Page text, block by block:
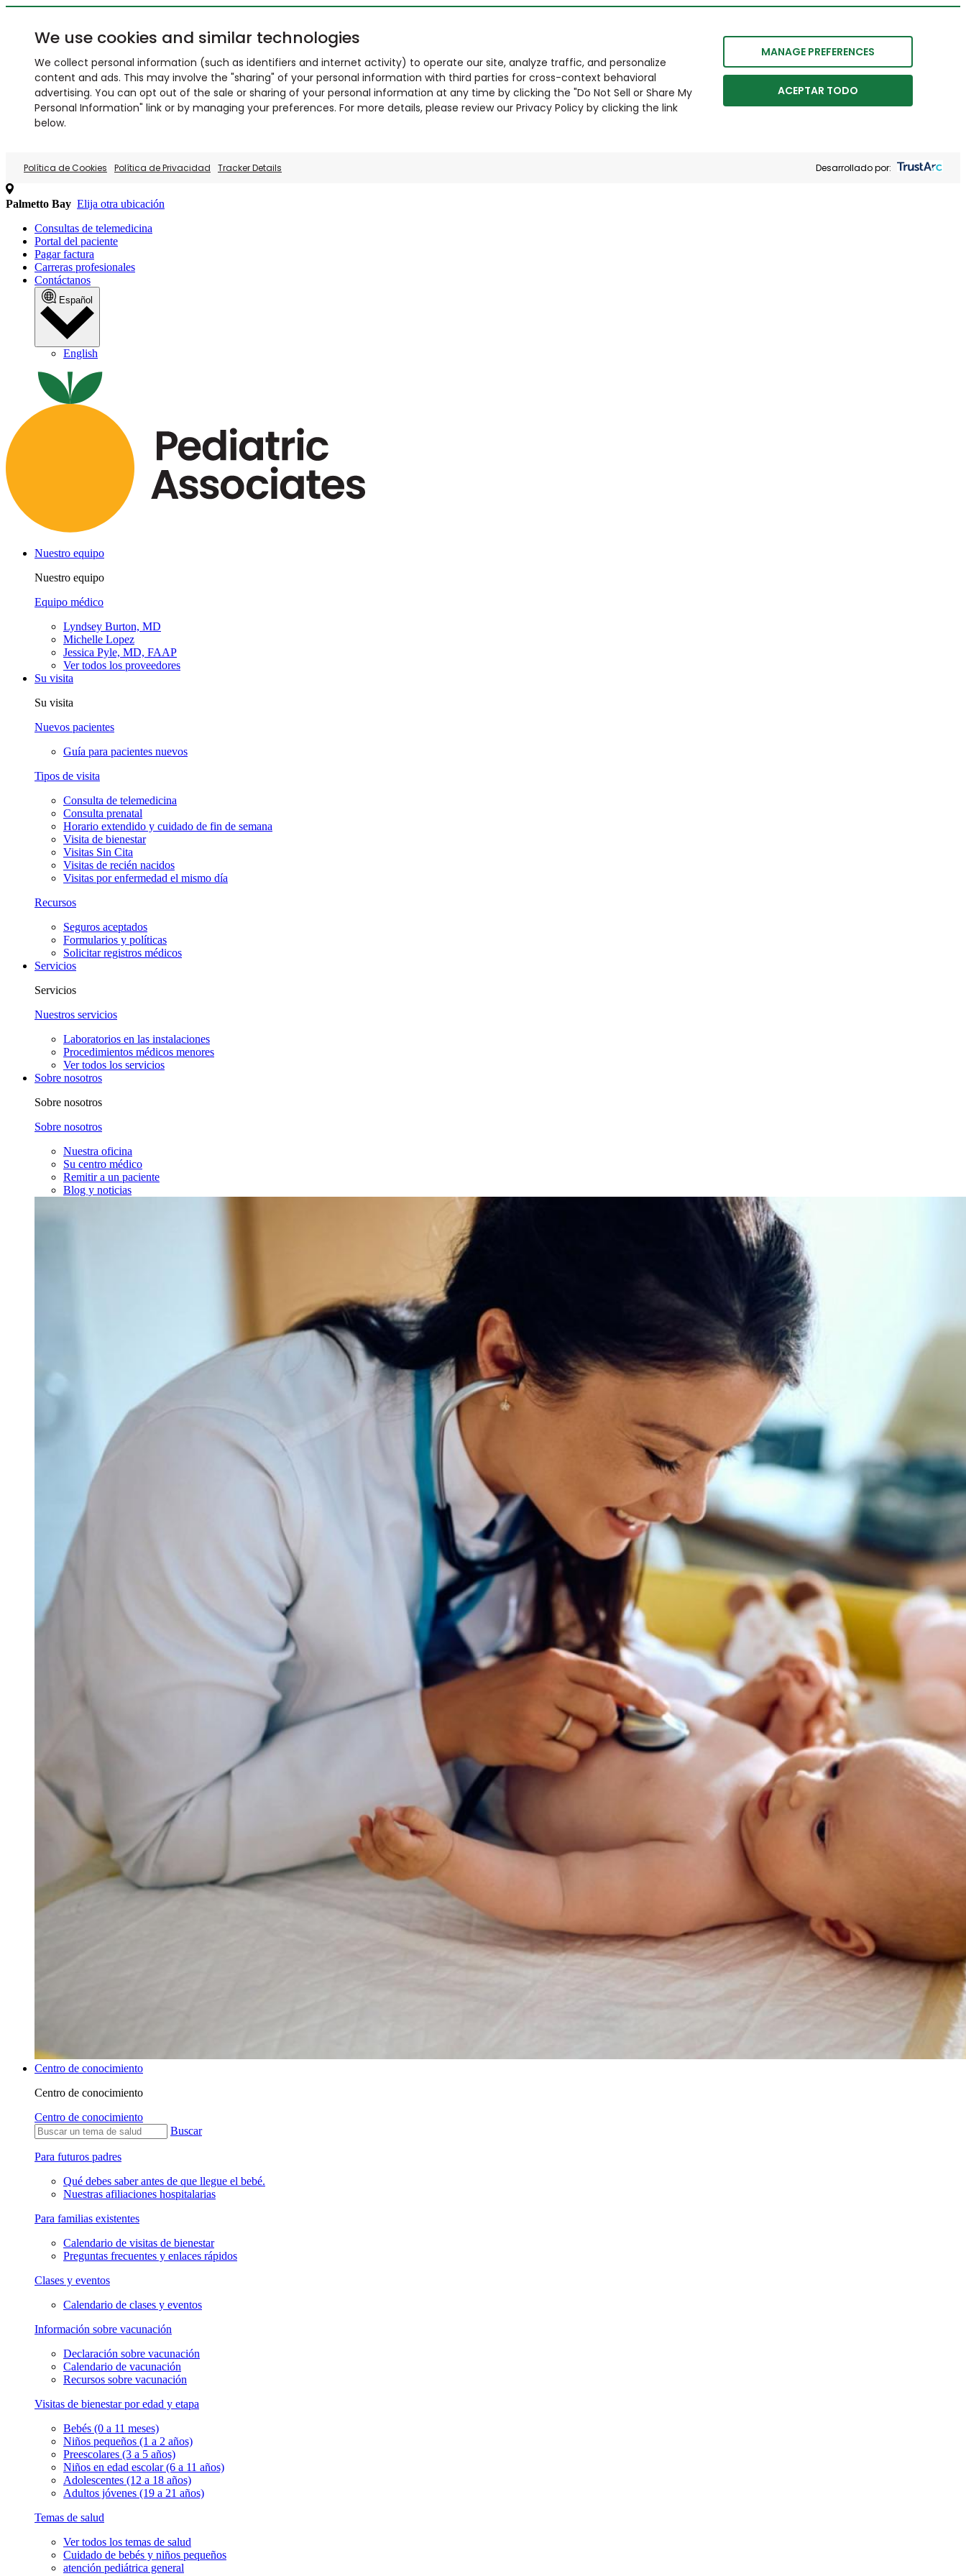
We use cookies and similar technologies
We collect personal information (such as identifiers and internet activity) to operate our site, analyze traffic, and personalize
content and ads. This may involve the "sharing" of your personal information with third parties for cross-context behavioral
advertising. You can opt out of the sale or sharing of your personal information at any time by clicking the "Do Not Sell or Share My
Personal Information" link or by managing your preferences. For more details, please review our Privacy Policy by clicking the link
below.
MANAGE PREFERENCES
ACEPTAR TODO
Política de Cookies Política de Privacidad Tracker Details Desarrollado por:
Palmetto Bay Elija otra ubicación
Consultas de telemedicina
Portal del paciente
Pagar factura
Carreras profesionales
Contáctanos
Español
English
Nuestro equipo
Nuestro equipo
Equipo médico
Lyndsey Burton, MD
Michelle Lopez
Jessica Pyle, MD, FAAP
Ver todos los proveedores
Su visita
Su visita
Nuevos pacientes
Guía para pacientes nuevos
Tipos de visita
Consulta de telemedicina
Consulta prenatal
Horario extendido y cuidado de fin de semana
Visita de bienestar
Visitas Sin Cita
Visitas de recién nacidos
Visitas por enfermedad el mismo día
Recursos
Seguros aceptados
Formularios y políticas
Solicitar registros médicos
Servicios
Servicios
Nuestros servicios
Laboratorios en las instalaciones
Procedimientos médicos menores
Ver todos los servicios
Sobre nosotros
Sobre nosotros
Sobre nosotros
Nuestra oficina
Su centro médico
Remitir a un paciente
Blog y noticias
Centro de conocimiento
Centro de conocimiento
Centro de conocimiento
Buscar
Para futuros padres
Qué debes saber antes de que llegue el bebé.
Nuestras afiliaciones hospitalarias
Para familias existentes
Calendario de visitas de bienestar
Preguntas frecuentes y enlaces rápidos
Clases y eventos
Calendario de clases y eventos
Información sobre vacunación
Declaración sobre vacunación
Calendario de vacunación
Recursos sobre vacunación
Visitas de bienestar por edad y etapa
Bebés (0 a 11 meses)
Niños pequeños (1 a 2 años)
Preescolares (3 a 5 años)
Niños en edad escolar (6 a 11 años)
Adolescentes (12 a 18 años)
Adultos jóvenes (19 a 21 años)
Temas de salud
Ver todos los temas de salud
Cuidado de bebés y niños pequeños
atención pediátrica general